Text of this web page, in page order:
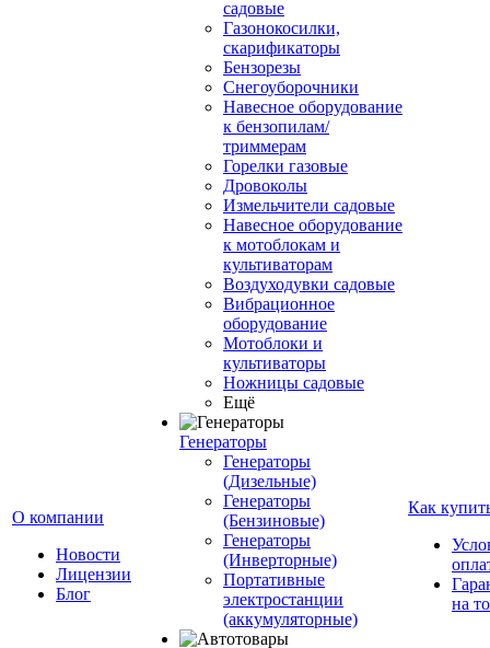
О компании
Новости
Лицензии
Блог
садовые
Газонокосилки,
скарификаторы
Бензорезы
Снегоуборочники
Навесное оборудование
к бензопилам/
триммерам
Горелки газовые
Дровоколы
Измельчители садовые
Навесное оборудование
к мотоблокам и
культиваторам
Воздуходувки садовые
Вибрационное
оборудование
Мотоблоки и
культиваторы
Ножницы садовые
Ещё
Генераторы
Генераторы
(Дизельные)
Генераторы
(Бензиновые)
Генераторы
(Инверторные)
Портативные
электростанции
(аккумуляторные)
Как
на